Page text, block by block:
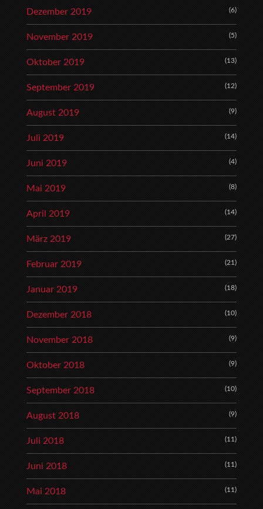
Dezember 2019 (6)
November 2019 (5)
Oktober 2019 (13)
September 2019 (12)
August 2019 (9)
Juli 2019 (14)
Juni 2019 (4)
Mai 2019 (8)
April 2019 (14)
März 2019 (27)
Februar 2019 (21)
Januar 2019 (18)
Dezember 2018 (10)
November 2018 (9)
Oktober 2018 (9)
September 2018 (10)
August 2018 (9)
Juli 2018 (11)
Juni 2018 (11)
Mai 2018 (11)